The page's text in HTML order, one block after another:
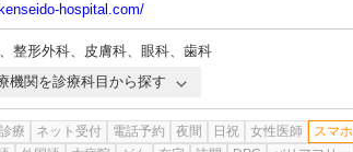
hospital.com/
、 整形外科、 皮膚科、 眼科、 歯科
機関を診療科目から探す
療 ネット受付 電話予約 夜間 日祝 女性医師 スマ